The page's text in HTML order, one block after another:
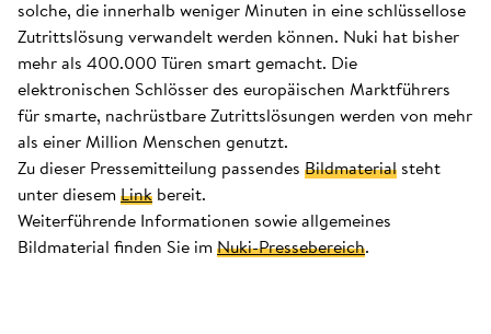
solche, die innerhalb weniger Minuten in eine schlüssellose
Zutrittslösung verwandelt werden können. Nuki hat bisher
mehr als 400.000 Türen smart gemacht. Die
elektronischen Schlösser des europäischen Marktführers
für smarte, nachrüstbare Zutrittslösungen werden von mehr
als einer Million Menschen genutzt.
Zu dieser Pressemitteilung passendes Bildmaterialsteht
unter diesem Link bereit.
Weiterführende Informationen sowie allgemeines
Bildmaterial finden Sie im Nuki-Pressebereich.